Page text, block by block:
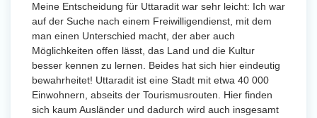
Meine Entscheidung für Uttaradit war sehr leicht: Ich war
auf der Suche nach einem Freiwilligendienst, mit dem
man einen Unterschied macht, der aber auch
Möglichkeiten offen lässt, das Land und die Kultur
besser kennen zu lernen. Beides hat sich hier eindeutig
bewahrheitet! Uttaradit ist eine Stadt mit etwa 40 000
Einwohnern, abseits der Tourismusrouten. Hier finden
sich kaum Ausländer und dadurch wird auch insgesamt